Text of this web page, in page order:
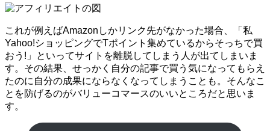
これが例えばAmazonしかリンク先がなかった場合、「私
Yahoo!ショッピングでTポイント集めているからそっちで買
おう!」といってサイトを離脱してしまう人が出てしまいま
す。その結果、せっかく自分の記事で買う気になってもらえ
たのに自分の成果にならなくなってしまうことも。そんなこ
とを防げるのがバリューコマースのいいところだと思いま
す。